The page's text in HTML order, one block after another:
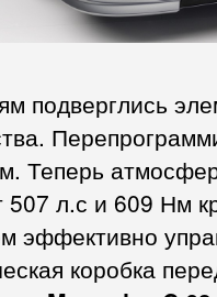
подверглись
Теперь
507 л.с и 609 Нм
эффективно
коробка